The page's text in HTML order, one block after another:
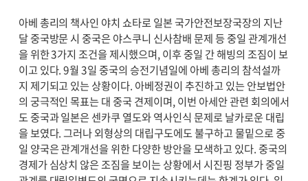
아베 총리의 책사인 야치 쇼타로 일본 국가안전보장국장의 지난
달 중국방문 시 중국은 야스쿠니 신사참배 문제 등 중일 관계개선
을 위한 3가지 조건을 제시했으며, 이후 중일 간 해빙의 조짐이 보
이고 있다. 9월 3일 중국의 승전기념일에 아베 총리의 참석설까
지 제기되고 있는 상황이다. 아베정권이 추진하고 있는 안보법안
의 궁극적인 목표는 대 중국 견제이며, 이번 아세안 관련 회의에서
도 중국과 일본은 센카쿠 열도와 역사인식 문제로 날카로운 대립
을 보였다. 그러나 외형상의 대립구도에도 불구하고 물밑으로 중
일 양국은 관계개선을 위한 다양한 방안을 모색하고 있다. 중국의
경제가 심상치 않은 조짐을 보이는 상황에서 시진핑 정부가 중일